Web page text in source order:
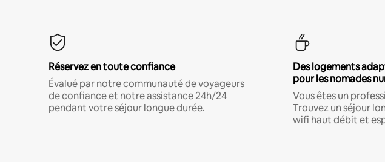
Réservez en toute confiance
Évalué par notre communauté de voyageurs
de confiance et notre assistance 24h/24
pendant votre séjour longue durée.
Des logements
pour les nomades
Vous êtes un
Trouvez un séjour
wifi haut débit et